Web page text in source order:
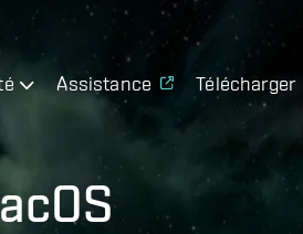
Assistance Télécharger